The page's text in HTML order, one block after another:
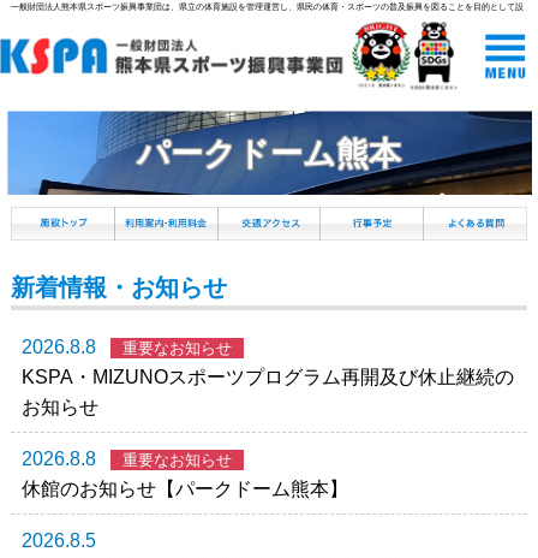
一般財団法人熊本県スポーツ振興事業団は、県立の体育施設を管理運営し、県民の体育・スポーツの普及振興を図ることを目的として設
パークドーム熊本
新着情報・お知らせ
2026.8.8 重要なお知らせ
KSPA・MIZUNOスポーツプログラム再開及び休止継続の
お知らせ
2026.8.8 重要なお知らせ
休館のお知らせ【パークドーム熊本】
2026.8.5